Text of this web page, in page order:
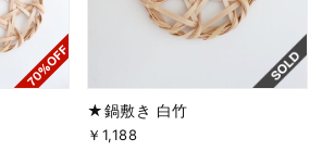
★鍋敷き 白竹
￥1,188